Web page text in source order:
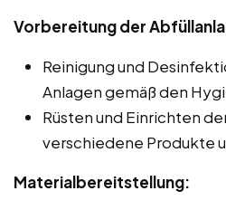
Vorbereitung der
Reinigung und
Anlagen gemäß den
Rüsten und Einrichten
verschiedene Produkte
Materialbereitstellung: